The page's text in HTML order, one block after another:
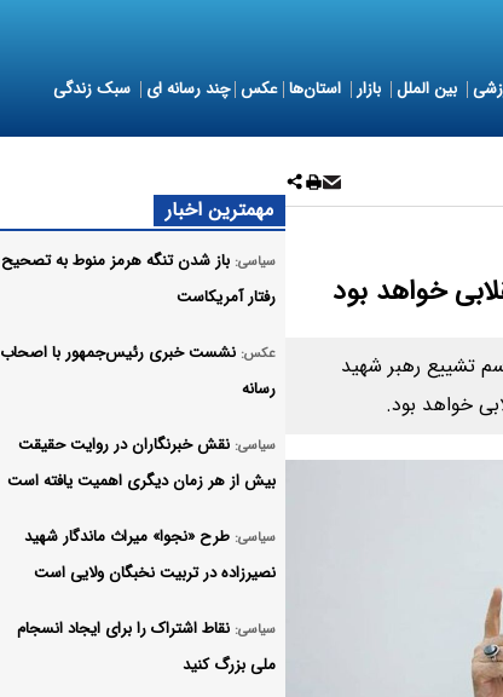
بین الملل بازار استان‌ها عکس چند رسانه ای سبک زندگی
خواهد بود
تشییع رهبر شهید
خواهد بود.
مهمترین اخبار
سیاسی: باز شدن تنگه هرمز منوط به تصحیح
رفتار آمریکاست
عکس: نشست خبری رئیس‌جمهور با اصحاب
رسانه
سیاسی: نقش خبرنگاران در روایت حقیقت
بیش از هر زمان دیگری اهمیت یافته است
سیاسی: طرح «نجوا» میراث ماندگار شهید
نصیرزاده در تربیت نخبگان ولایی است
سیاسی: نقاط اشتراک را برای ایجاد انسجام
ملی بزرگ کنید